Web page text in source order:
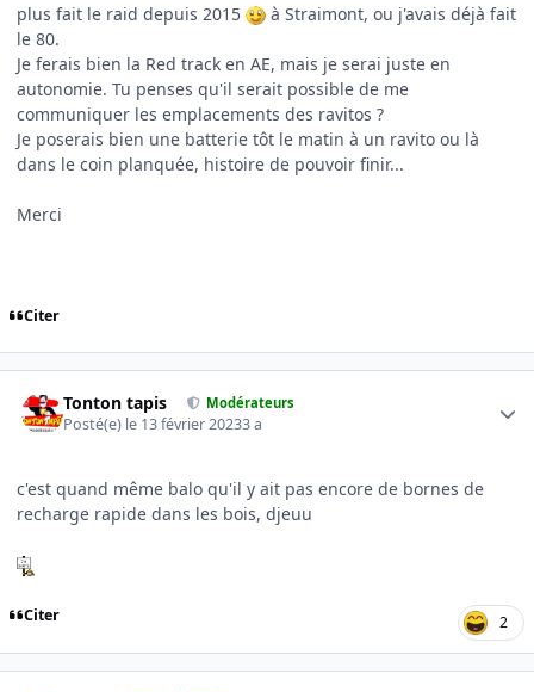
plus fait le raid depuis 2015
à Straimont, ou j'avais déjà fait
le 80.
Je ferais bien la Red track en AE, mais je serai juste en
autonomie. Tu penses qu'il serait possible de me
communiquer les emplacements des ravitos ?
Je poserais bien une batterie tôt le matin à un ravito ou là
dans le coin planquée, histoire de pouvoir finir...
Merci
Citer
Tonton tapis Modérateurs
Posté(e) le 13 février 20233 a
c'est quand même balo qu'il y ait pas encore de bornes de
recharge rapide dans les bois, djeuu
Citer 2